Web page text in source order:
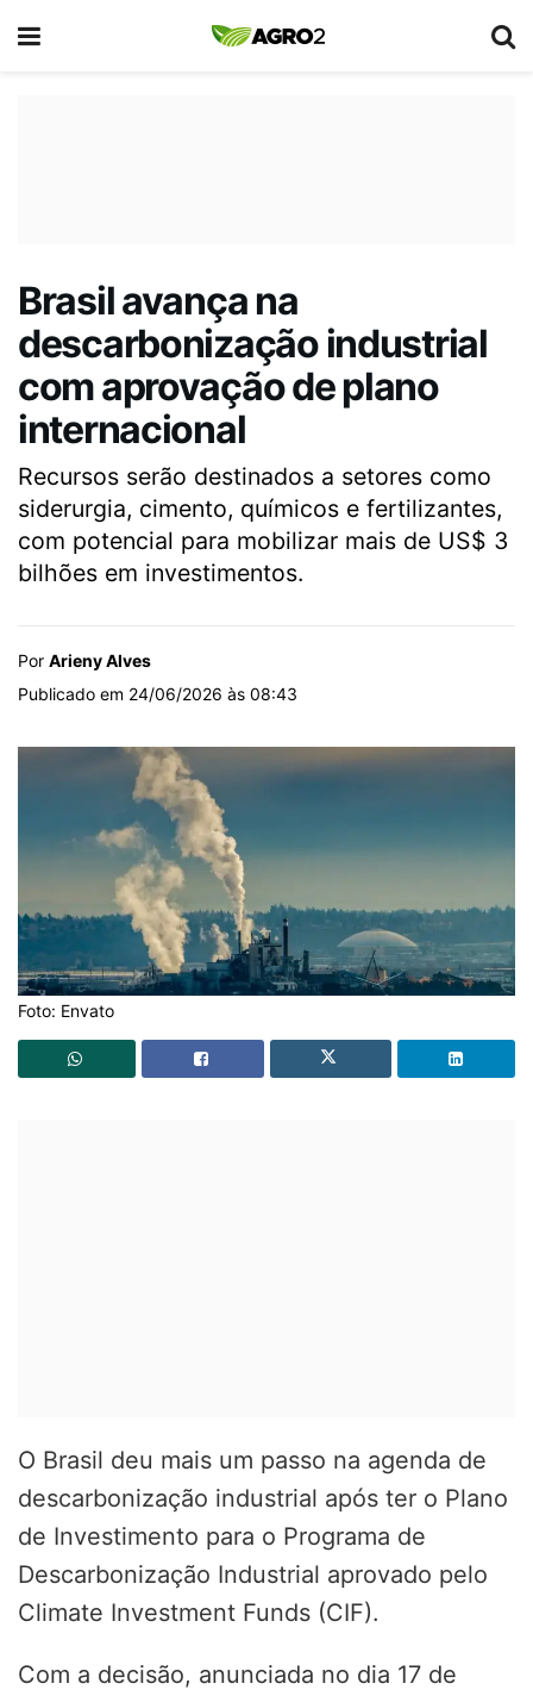
Brasil avança na
descarbonização industrial
com aprovação de plano
internacional
Recursos serão destinados a setores como
siderurgia, cimento, químicos e fertilizantes,
com potencial para mobilizar mais de US$ 3
bilhões em investimentos.
Por Arieny Alves
Publicado em 24/06/2026 às 08:43
Foto: Envato
O Brasil deu mais um passo na agenda de
descarbonização industrial após ter o Plano
de Investimento para o Programa de
Descarbonização Industrial aprovado pelo
Climate Investment Funds (CIF).
Com a decisão, anunciada no dia 17 de